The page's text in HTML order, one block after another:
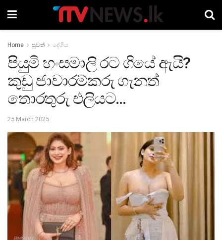
Home පුවත් දේශීය
පියුමි හංසමාලි රට ගියේ ඇයි?
කුඩු ජාවාරම්කරු ගැනත්
තොරතුරු එලියට…
25 March 2025